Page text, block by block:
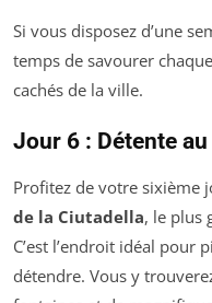
Si vous disposez d’une
temps de savourer
cachés de la ville.
Jour 6 : Détente
Profitez de votre sixième
de la Ciutadella, le plus
C’est l’endroit idéal
détendre. Vous y